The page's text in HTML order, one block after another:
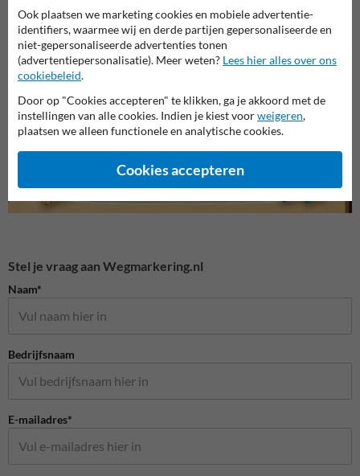
Sjablonen wegmarkering Wegenverf
Wegmarkering doe-het-zelf
Stel je vraag aan Wegmarkering.nl
Naam*
Bedrijfsnaam
E-mailadres*
Ook plaatsen we marketing cookies en mobiele advertentie-
identifiers, waarmee wij en derde partijen gepersonaliseerde en
niet-gepersonaliseerde advertenties tonen
(advertentiepersonalisatie). Meer weten? Lees hier alles over ons
cookiebeleid.
Door op "Cookies accepteren" te klikken, ga je akkoord met de
instellingen van alle cookies. Indien je kiest voorweigeren,
plaatsen we alleen functionele en analytische cookies.
Cookies accepteren